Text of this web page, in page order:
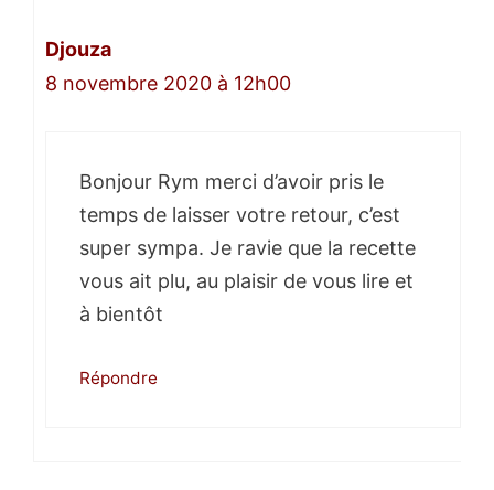
Djouza
8 novembre 2020 à 12h00
Bonjour Rym merci d’avoir pris le
temps de laisser votre retour, c’est
super sympa. Je ravie que la recette
vous ait plu, au plaisir de vous lire et
à bientôt
Répondre